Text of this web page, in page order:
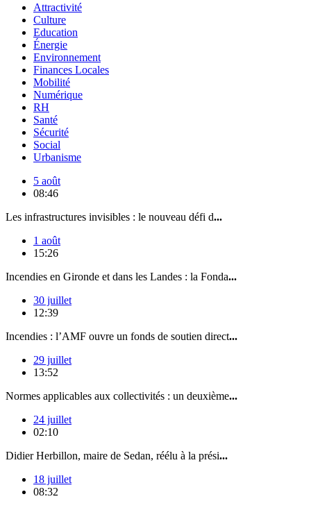
Attractivité
Culture
Education
Énergie
Environnement
Finances Locales
Mobilité
Numérique
RH
Santé
Sécurité
Social
Urbanisme
5 août
08:46
Les infrastructures invisibles : le nouveau défi d...
1 août
15:26
Incendies en Gironde et dans les Landes : la Fonda...
30 juillet
12:39
Incendies : l’AMF ouvre un fonds de soutien direct...
29 juillet
13:52
Normes applicables aux collectivités : un deuxième...
24 juillet
02:10
Didier Herbillon, maire de Sedan, réélu à la prési...
18 juillet
08:32